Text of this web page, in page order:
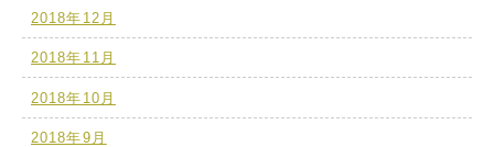
2018年12月
2018年11月
2018年10月
2018年9月